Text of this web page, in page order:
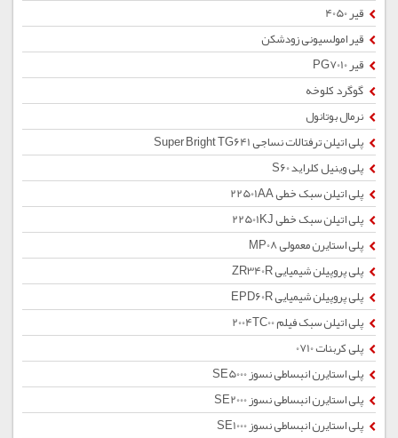
قیر 4050
قیر امولسیونی زودشکن
قیر PG7010
گوگرد کلوخه
نرمال بوتانول
پلی اتیلن ترفتالات نساجی Super Bright TG641
پلی وینیل کلراید S60
پلی اتیلن سبک خطی 22501AA
پلی اتیلن سبک خطی 22501KJ
پلی استایرن معمولی MP08
پلی پروپیلن شیمیایی ZR340R
پلی پروپیلن شیمیایی EPD60R
پلی اتیلن سبک فیلم 2004TC00
پلی کربنات 0710
پلی استایرن انبساطی نسوز SE5000
پلی استایرن انبساطی نسوز SE2000
پلی استایرن انبساطی نسوز SE1000